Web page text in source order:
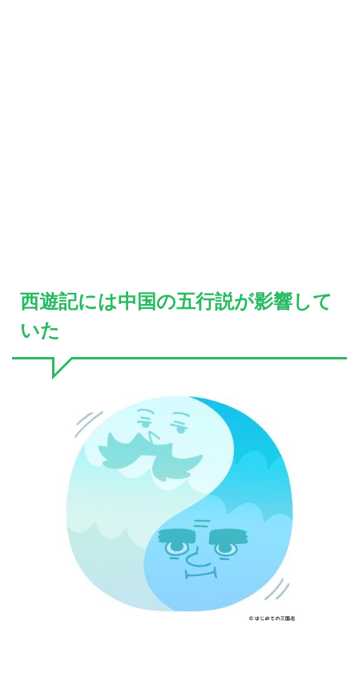
西遊記には中国の五行説が影響して
いた